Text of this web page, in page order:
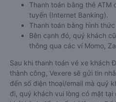
Thanh toán bằng thẻ
tuyến (Internet Banking).
Thanh toán bằng hình
Bên cạnh đó, quý khách
thông qua các ví Momo,
Sau khi thanh toán vé xe khách
thành công, Vexere sẽ gửi tin
đến số điện thoại/email mà quý
đi, quý khách vui lòng có mặt